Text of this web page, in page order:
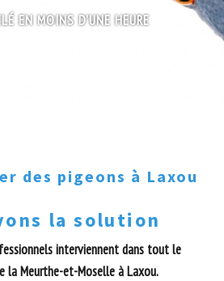
EN MOINS D'UNE HEURE
des pigeons à Laxou
la solution
interviennent dans tout le
la Meurthe-et-Moselle à Laxou.